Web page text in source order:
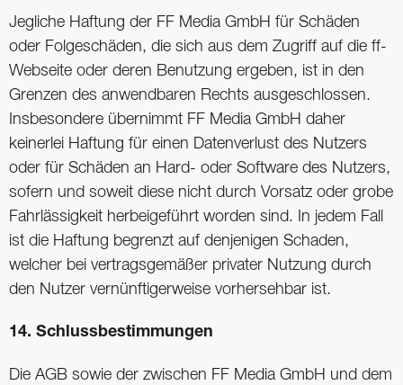
Jegliche Haftung der FF Media GmbH für Schäden
oder Folgeschäden, die sich aus dem Zugriff auf die ff-
Webseite oder deren Benutzung ergeben, ist in den
Grenzen des anwendbaren Rechts ausgeschlossen.
Insbesondere übernimmt FF Media GmbH daher
keinerlei Haftung für einen Datenverlust des Nutzers
oder für Schäden an Hard- oder Software des Nutzers,
sofern und soweit diese nicht durch Vorsatz oder grobe
Fahrlässigkeit herbeigeführt worden sind. In jedem Fall
ist die Haftung begrenzt auf denjenigen Schaden,
welcher bei vertragsgemäßer privater Nutzung durch
den Nutzer vernünftigerweise vorhersehbar ist.
14. Schlussbestimmungen
Die AGB sowie der zwischen FF Media GmbH und dem